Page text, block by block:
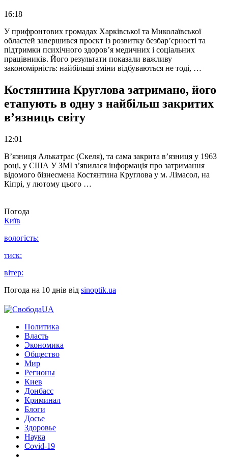
16:18
У прифронтових громадах Харківської та Миколаївської
областей завершився проєкт із розвитку безбар’єрності та
підтримки психічного здоров’я медичних і соціальних
працівників. Його результати показали важливу
закономірність: найбільші зміни відбуваються не тоді, …
Костянтина Круглова затримано, його
етапують в одну з найбільш закритих
в’язниць світу
12:01
В’язниця Алькатрас (Скеля), та сама закрита в’язниця у 1963
році, у США У ЗМІ з’явилася інформація про затримання
відомого бізнесмена Костянтина Круглова у м. Лімасол, на
Кіпрі, у лютому цього …
Погода
Київ
вологість:
тиск:
вітер:
Погода на 10 днів від sinoptik.ua
Политика
Власть
Экономика
Общество
Мир
Регионы
Киев
Донбасс
Криминал
Блоги
Досье
Здоровье
Наука
Covid-19